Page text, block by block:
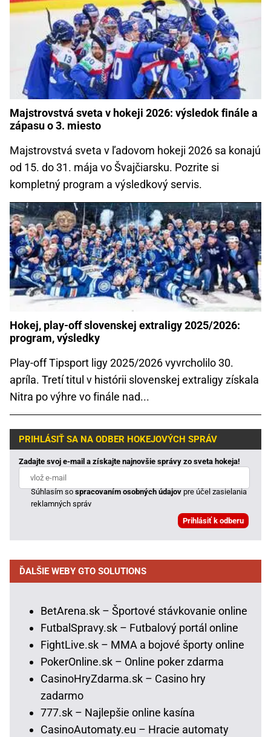
Majstrovstvá sveta v hokeji 2026: výsledok finále a
zápasu o 3. miesto
Majstrovstvá sveta v ľadovom hokeji 2026 sa konajú
od 15. do 31. mája vo Švajčiarsku. Pozrite si
kompletný program a výsledkový servis.
Hokej, play-off slovenskej extraligy 2025/2026:
program, výsledky
Play-off Tipsport ligy 2025/2026 vyvrcholilo 30.
apríla. Tretí titul v histórii slovenskej extraligy získala
Nitra po výhre vo finále nad...
PRIHLÁSIŤ SA NA ODBER HOKEJOVÝCH SPRÁV
Zadajte svoj e-mail a získajte najnovšie správy zo sveta hokeja!
Súhlasím sospracovaním osobných údajovpre účel zasielania
reklamných správ
ĎALŠIE WEBY GTO SOLUTIONS
BetArena.sk – Športové stávkovanie online
FutbalSpravy.sk – Futbalový portál online
FightLive.sk – MMA a bojové športy online
PokerOnline.sk – Online poker zdarma
CasinoHryZdarma.sk – Casino hry
zadarmo
777.sk – Najlepšie online kasína
CasinoAutomaty.eu – Hracie automaty